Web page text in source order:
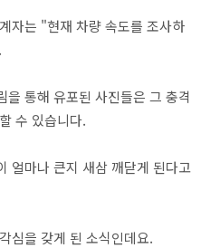
자는 "현재 차량 속도를 조사하
을 통해 유포된 사진들은 그 충격
수 있습니다.
얼마나 큰지 새삼 깨닫게 된다고
심을 갖게 된 소식인데요.